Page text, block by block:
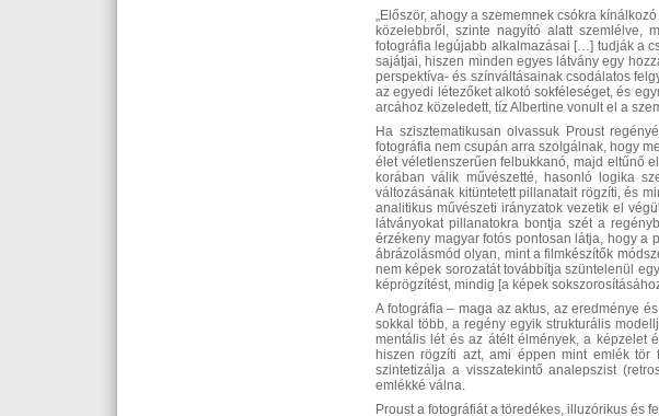
„Először, ahogy a szememnek csókra
közelebbről, szinte nagyító alatt szemlélve,
fotográfia legújabb alkalmazásai […] tudják a
sajátjai, hiszen minden egyes látvány egy
perspektíva- és színváltásainak csodálatos
az egyedi létezőket alkotó sokféleséget, és
arcához közeledett, tíz Albertine vonult el a
Ha szisztematikusan olvassuk Proust
fotográfia nem csupán arra szolgálnak, hogy
élet véletlenszerűen felbukkanó, majd eltűnő
korában válik művészetté, hasonló logika
változásának kitüntetett pillanatait rögzíti, és
analitikus művészeti irányzatok vezetik el
látványokat pillanatokra bontja szét a
érzékeny magyar fotós pontosan látja, hogy a
ábrázolásmód olyan, mint a filmkészítők
nem képek sorozatát továbbítja szüntelenül
képrögzítést, mindig [a képek
A fotográfia ‒ maga az aktus, az eredménye
sokkal több, a regény egyik strukturális
mentális lét és az átélt élmények, a képzelet
hiszen rögzíti azt, ami éppen mint emlék
szintetizálja a visszatekintő analepszist
emlékké válna.
Proust a fotográfiát a töredékes, illuzórikus és